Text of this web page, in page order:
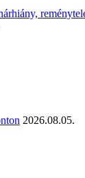
2026.08.05.